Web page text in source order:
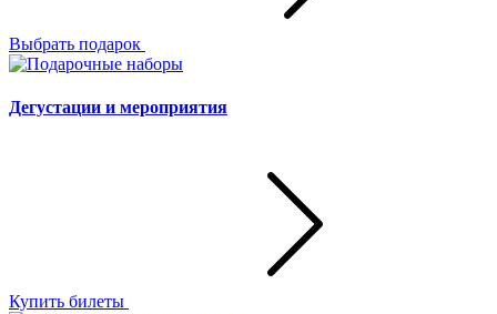
Выбрать подарок
Дегустации и мероприятия
Купить билеты